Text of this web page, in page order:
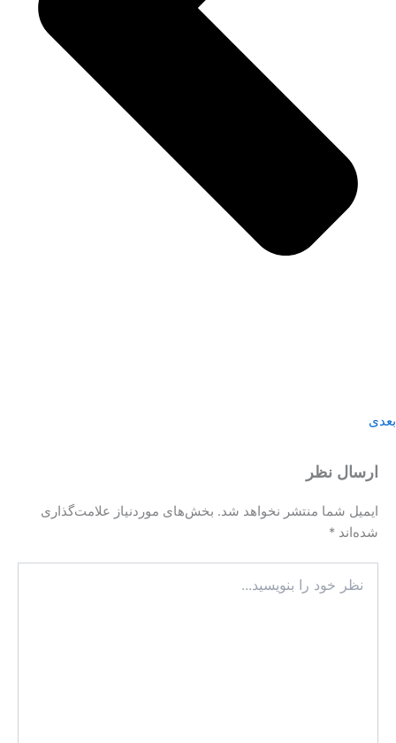
بعدی
ارسال نظر
ایمیل شما منتشر نخواهد شد. بخش‌های موردنیاز علامت‌گذاری
شده‌اند *
خود